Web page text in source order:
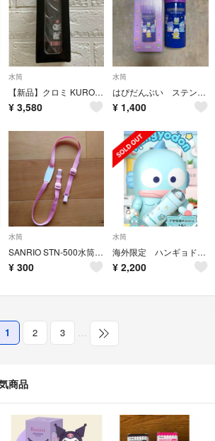
水筒
【新品】クロミ KUROMI サンリオ 超軽量 マグボトル 水筒 300ml
¥ 3,580
水筒
はぴだんぶい ステンレスボトル
¥ 1,400
水筒
SANRIO STN-500水筒用ネームプレート付きショルダーヒモ ピンク
¥ 300
水筒
海外限定 ハンギョドン サンリオ ステンレス水筒 マイボトル
¥ 2,200
1 2 3 …
商品